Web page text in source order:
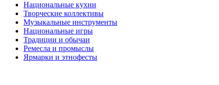
Национальные кухни
Творческие коллективы
Музыкальные инструменты
Национальные игры
Традиции и обычаи
Ремесла и промыслы
Ярмарки и этнофесты